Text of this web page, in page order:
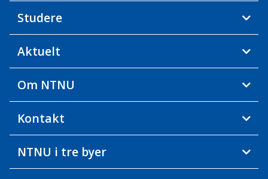
Studere
Aktuelt
Om NTNU
Kontakt
NTNU i tre byer